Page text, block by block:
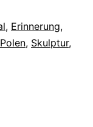
, Erinnerung,
Polen, Skulptur,